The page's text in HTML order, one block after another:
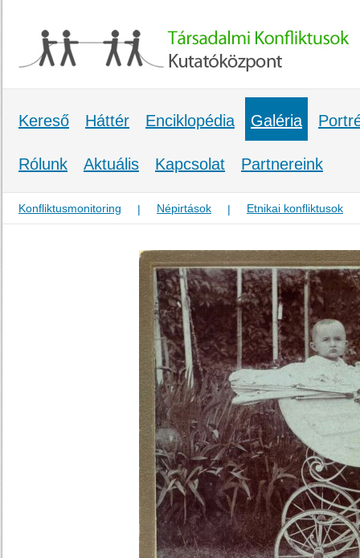
Kereső Háttér Enciklopédia Galéria
Rólunk Aktuális Kapcsolat Partnereink
Konfliktusmonitoring | Népirtások | Etnikai konfliktusok